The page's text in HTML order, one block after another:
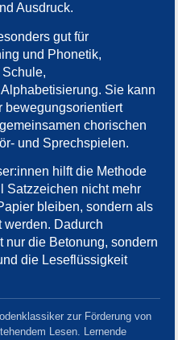
Ausdruck.
gut für
und Phonetik,
Sie kann
bewegungsorientiert
chorischen
und Sprechspielen.
hilft die Methode
Satzzeichen nicht mehr
bleiben, sondern als
werden. Dadurch
nur die Betonung, sondern
die Leseflüssigkeit
zur Förderung von
Lesen. Lernende